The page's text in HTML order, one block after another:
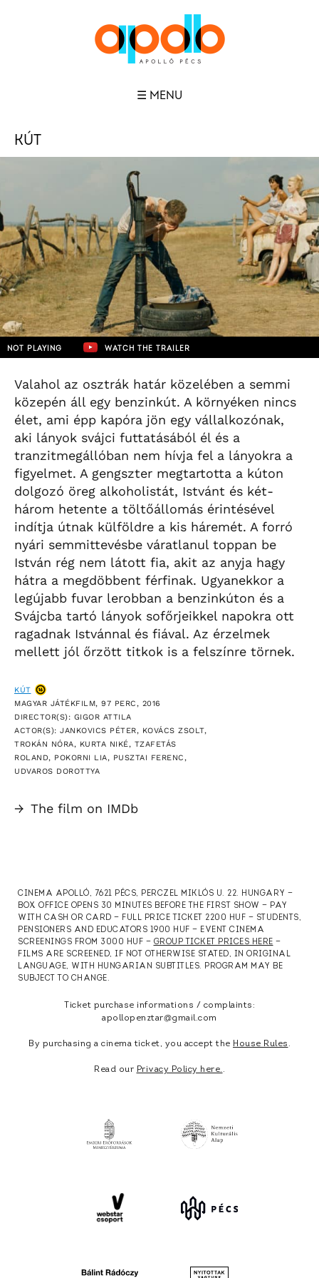
☰ MENU
KÚT
NOT PLAYING WATCH THE TRAILER
Valahol az osztrák határ közelében a semmi
közepén áll egy benzinkút. A környéken nincs
élet, ami épp kapóra jön egy vállalkozónak,
aki lányok svájci futtatásából él és a
tranzitmegállóban nem hívja fel a lányokra a
figyelmet. A gengszter megtartotta a kúton
dolgozó öreg alkoholistát, Istvánt és két-
három hetente a töltőállomás érintésével
indítja útnak külföldre a kis háremét. A forró
nyári semmittevésbe váratlanul toppan be
István rég nem látott fia, akit az anyja hagy
hátra a megdöbbent férfinak. Ugyanekkor a
legújabb fuvar lerobban a benzinkúton és a
Svájcba tartó lányok sofőrjeikkel napokra ott
ragadnak Istvánnal és fiával. Az érzelmek
mellett jól őrzött titkok is a felszínre törnek.
KÚT
MAGYAR JÁTÉKFILM, 97 PERC, 2016
DIRECTOR(S): GIGOR ATTILA
ACTOR(S): JANKOVICS PÉTER, KOVÁCS ZSOLT,
TROKÁN NÓRA, KURTA NIKÉ, TZAFETÁS
ROLAND, POKORNI LIA, PUSZTAI FERENC,
UDVAROS DOROTTYA
→ The film on IMDb
CINEMA APOLLÓ, 7621 PÉCS, PERCZEL MIKLÓS U. 22. HUNGARY —
BOX OFFICE OPENS 30 MINUTES BEFORE THE FIRST SHOW — PAY
WITH CASH OR CARD — FULL PRICE TICKET 2200 HUF — STUDENTS,
PENSIONERS AND EDUCATORS 1900 HUF — EVENT CINEMA
SCREENINGS FROM 3000 HUF — GROUP TICKET PRICES HERE —
FILMS ARE SCREENED, IF NOT OTHERWISE STATED, IN ORIGINAL
LANGUAGE, WITH HUNGARIAN SUBTITLES. PROGRAM MAY BE
SUBJECT TO CHANGE.
Ticket purchase informations / complaints:
apollopenztar@gmail.com
By purchasing a cinema ticket, you accept the House Rules .
Read our Privacy Policy here. .